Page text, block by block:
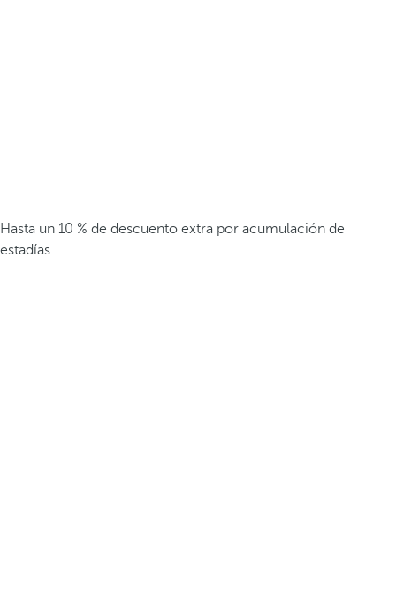
Hasta un 10 % de descuento extra por acumulación de
estadías